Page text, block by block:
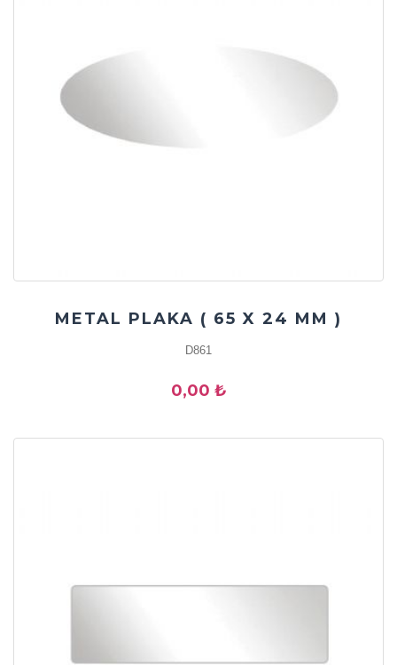
METAL PLAKA ( 65 X 24 MM )
D861
0,00 ₺